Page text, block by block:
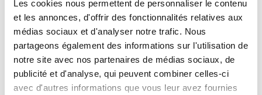
Les cookies nous permettent de personnaliser le contenu
et les annonces, d'offrir des fonctionnalités relatives aux
médias sociaux et d'analyser notre trafic. Nous
partageons également des informations sur l'utilisation de
notre site avec nos partenaires de médias sociaux, de
publicité et d'analyse, qui peuvent combiner celles-ci
avec d'autres informations que vous leur avez fournies